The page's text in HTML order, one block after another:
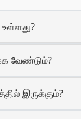
வேண்டும்?
இருக்கும்?